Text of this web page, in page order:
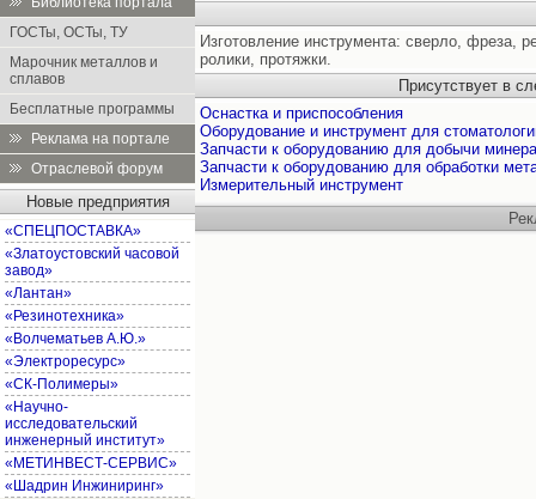
ГОСТы, ОСТы, ТУ
Марочник металлов и
сплавов
Бесплатные программы
Реклама на портале
Отраслевой форум
Новые предприятия
«СПЕЦПОСТАВКА»
«Златоустовский часовой
завод»
«Лантан»
«Резинотехника»
«Волчематьев А.Ю.»
«Электроресурс»
«СК-Полимеры»
«Научно-
исследовательский
инженерный институт»
«МЕТИНВЕСТ-СЕРВИС»
«Шадрин Инжиниринг»
Изготовление инструмента: сверло, фреза,
ролики, протяжки.
Присутствует в
Оснастка и приспособления
Оборудование и инструмент для
Запчасти к оборудованию для добычи
Запчасти к оборудованию для обработки
Измерительный инструмент